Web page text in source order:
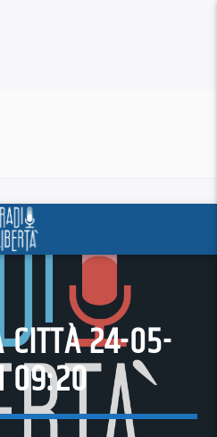
CITTÀ 24-05-
09:20